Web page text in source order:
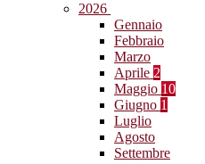
2026
Gennaio
Febbraio
Marzo
Aprile 2
Maggio 10
Giugno 1
Luglio
Agosto
Settembre